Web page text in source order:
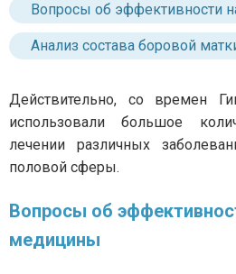
Вопросы об эффективности
Анализ состава боровой
Действительно, со времен
использовали большое
лечении различных
половой сферы.
Вопросы об
медицины